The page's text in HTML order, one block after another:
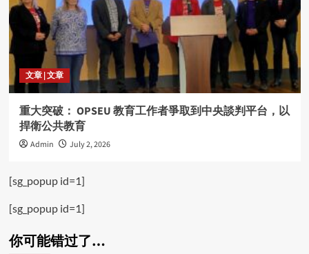
文章 | 文章
重大突破： OPSEU 教育工作者爭取到中央談判平台，以
捍衛公共教育
Admin July 2, 2026
[sg_popup id=1]
[sg_popup id=1]
你可能错过了…